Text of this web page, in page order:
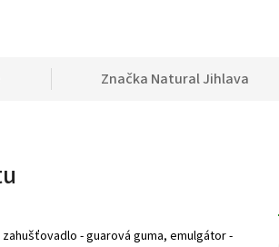
Značka Natural Jihlava
- guarová guma, emulgátor -